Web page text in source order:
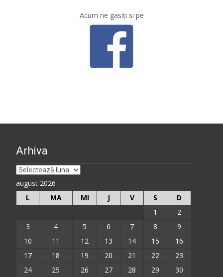
Acum ne gasiţi si pe
Arhiva
Arhiva
august 2026
L
MA MI J V S
D
1
2
3
4 5 6 7 8
9
10
11 12 13 14 15
16
17
18 19 20 21 22
23
24
25 26 27 28 29
30